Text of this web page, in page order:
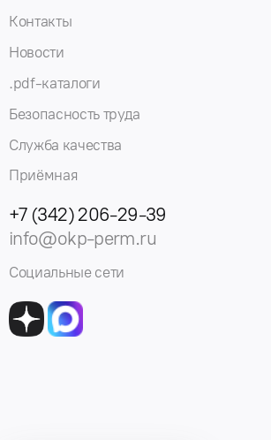
Контакты
Новости
.pdf-каталоги
Безопасность труда
Служба качества
Приёмная
+7 (342) 206-29-39
info@okp-perm.ru
Социальные сети